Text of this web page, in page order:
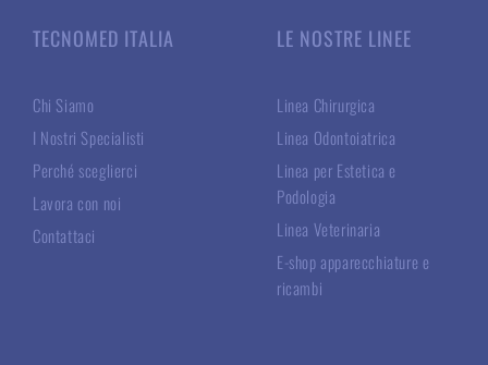
TECNOMED ITALIA
Chi Siamo
I Nostri Specialisti
Perché sceglierci
Lavora con noi
Contattaci
LE NOSTRE LINEE
Linea Chirurgica
Linea Odontoiatrica
Linea per Estetica e
Podologia
Linea Veterinaria
E-shop apparecchiature e
ricambi